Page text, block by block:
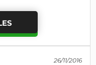
26/11/2016